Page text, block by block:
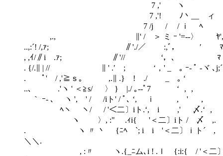
7 ,' ヽ .ｲ ﾔ ! .ﾊ ‘;, ､ 丶 ﾆ/
7 ,'! ﾉ丶__ ィ ﾔ.! ! j;
7 /j / / ｉ ﾍ ﾔ, l .j; ` ､
,., ∥' / ＞ ミ ｰ '=-‐〉 ﾔ
..,:´! /,ｧ; ∥'./／ :,ﾞ， ′ ﾏ ,
, ,ｲ/∥i .ｧ; ∥'// ‘，､ ﾏ ､
. {/.∥ | // ∥ ' .′ ; ‘，' _ ｡ ｰ-
. ﾟ' / ,'≧ｓ｡ ,.∥ .} ! ./ _ ｡ ‘
..､ .'ヽ ' ＜≧s/ 〉 } |./ ｡-‐ﾟ7 ‘
｀ ｰ- ､ ヽ ', ' / /iト' / ﾟ､ ‘, ｉ , ' ， .ｌi
ﾍヽ ヽ/ / '＜二〕iト.‘, i ,' 〆.‘ ， .|
ヽ 〉, :" .ｨi{ '＜二〕iト / 〆 ,.
. ヽ 〃 丶 {ﾆﾍ `; i i '＜二〕ｉト´
＼＼.
, :〃 ヽ.{_ﾆム､i ! .ｌ {:i:{ / '＜二〕ｉ